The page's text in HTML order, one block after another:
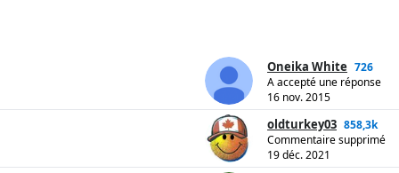
Oneika White 726
A accepté une réponse
16 nov. 2015
oldturkey03 858,3k
Commentaire supprimé
19 déc. 2021